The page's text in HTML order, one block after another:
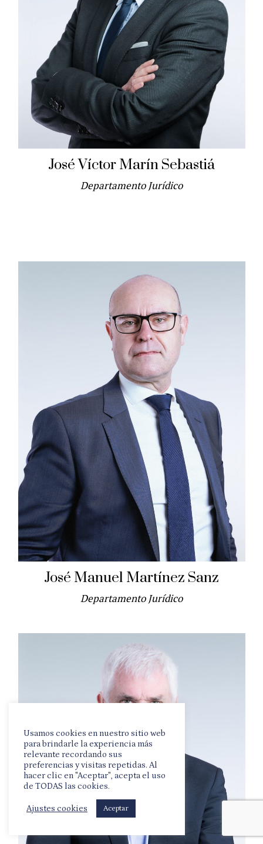
José Víctor Marín Sebastiá
Departamento Jurídico
José Manuel Martínez Sanz
Departamento Jurídico
Usamos cookies en nuestro sitio web
para brindarle la experiencia más
relevante recordando sus
preferencias y visitas repetidas. Al
hacer clic en "Aceptar", acepta el uso
de TODAS las cookies.
Ajustes cookies Aceptar